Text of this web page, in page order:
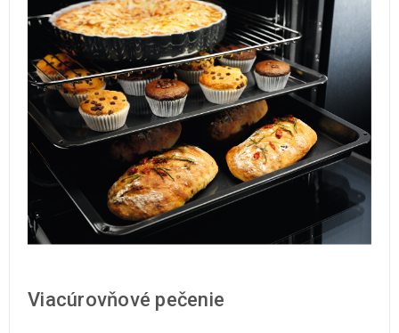
Viacúrovňové pečenie